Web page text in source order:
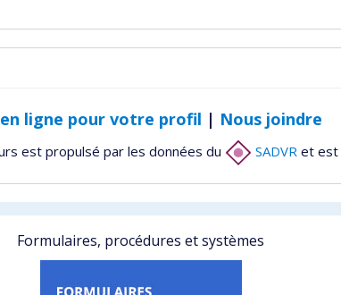
ligne pour votre profil | Nous joindre
est propulsé par les données du SADVR et est
Formulaires, procédures et systèmes